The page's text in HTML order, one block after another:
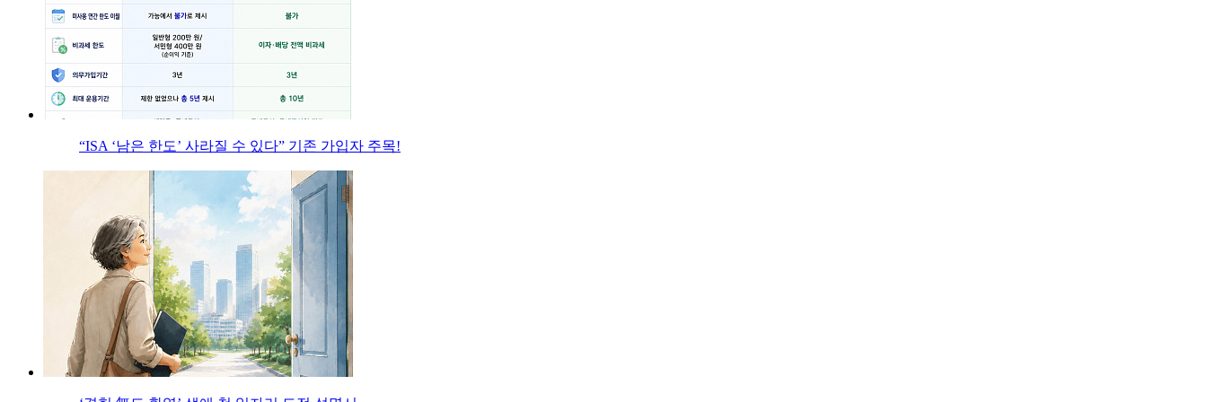
“ISA ‘남은 한도’ 사라질 수 있다” 기존 가입자 주목!